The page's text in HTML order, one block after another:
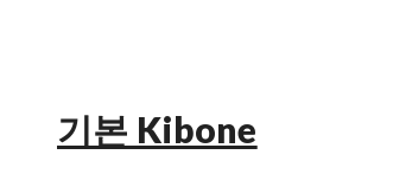
기본 Kibone